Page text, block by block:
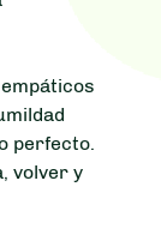
perfecto.
volver y